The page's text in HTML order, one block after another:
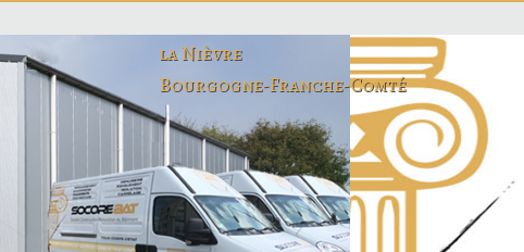
la Nièvre
Bourgogne-Franche-Comté